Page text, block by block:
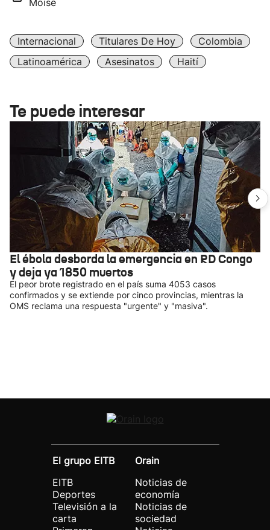
Moise
Internacional Titulares De Hoy
Colombia
Latinoamérica
Asesinatos Haití
Te puede interesar
El ébola desborda la emergencia en RD Congo
y deja ya 1850 muertos
El peor brote registrado en el país suma 4053 casos
confirmados y se extiende por cinco provincias, mientras la
OMS reclama una respuesta "urgente" y "masiva".
El grupo EITB
EITB
Deportes
Televisión a la
carta
Orain
Noticias de
economía
Noticias de
sociedad